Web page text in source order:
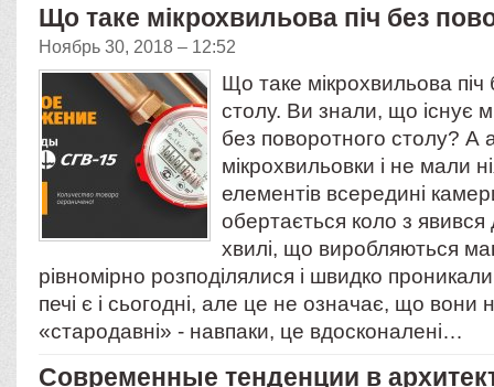
​Що таке мікрохвильова піч без
Ноябрь 30, 2018 – 12:52
Що таке мікрохвильова піч
столу. Ви знали, що існує
без поворотного столу? А
мікрохвильовки і не мали
елементів всередині
обертається коло з
хвилі, що виробляються
рівномірно розподілялися і швидко
печі є і сьогодні, але це не означає, що вони
«стародавні» - навпаки, це вдосконалені…
​Современные тенденции в